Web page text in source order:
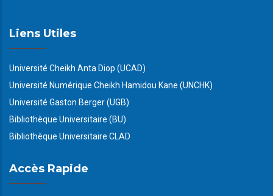
Liens Utiles
Université Cheikh Anta Diop (UCAD)
Université Numérique Cheikh Hamidou Kane (UNCHK)
Université Gaston Berger (UGB)
Bibliothèque Universitaire (BU)
Bibliothèque Universitaire CLAD
Accès Rapide